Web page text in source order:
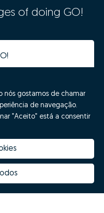
of doing GO!
Zome Innovation
Hubs Zome
nós gostamos de chamar
de navegação.
"Aceito" está a consentir